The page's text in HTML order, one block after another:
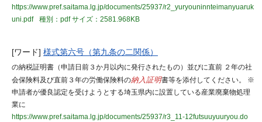
https://www.pref.saitama.lg.jp/documents/25937/r2_yuryouninnteimanyuaruk
uni.pdf
種別：pdfサイズ：2581.968KB
[ワード] 様式第六号（第九条の二関係）
の納税証明書（申請日前３か月以内に発行されたもの）並びに直前 ２年の社
会保険料及び直前３年の労働保険料の納入証明書等を添付してください。 ※
申請者が優良認定を受けようとする埼玉県内に設置している産業廃棄物処理
業に
https://www.pref.saitama.lg.jp/documents/25937/r3_11-12futsuuyuuryou.do